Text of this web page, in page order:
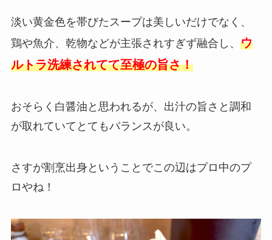
淡い黄金色を帯びたスープは美しいだけでなく、
鶏や魚介、乾物などが主張されすぎず融合し、 ウ
ルトラ洗練されてて至極の旨さ！
おそらく白醤油と思われるが、出汁の旨さと調和
が取れていてとてもバランスが良い。
さすが割烹出身ということでこの辺はプロ中のプ
ロやね！